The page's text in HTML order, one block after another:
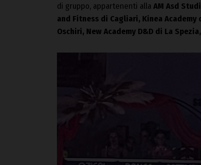
di gruppo, appartenenti alla AM Asd
and Fitness di Cagliari, Kinea
Oschiri, New Academy D&D di La